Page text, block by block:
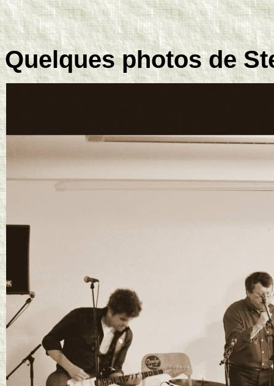
Quelques photos de